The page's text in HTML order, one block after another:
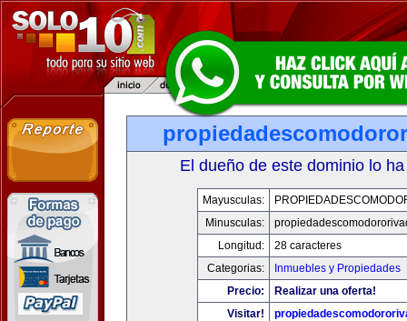
El dueño de este dominio lo
Mayusculas:
Minusculas:
Longitud:
28 caracteres
Categorias:
Inmuebles y Propiedades
Precio:
Realizar una oferta!
Visitar!